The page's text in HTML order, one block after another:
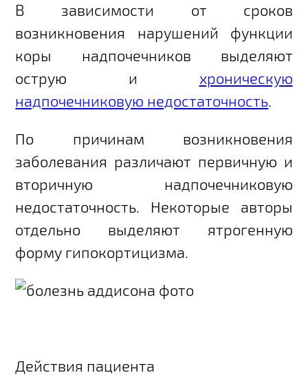
В зависимости от сроков
возникновения нарушений функции
коры надпочечников выделяют
острую и хроническую
надпочечниковую недостаточность.
По причинам возникновения
заболевания различают первичную и
вторичную надпочечниковую
недостаточность. Некоторые авторы
отдельно выделяют ятрогенную
форму гипокортицизма.
Действия пациента